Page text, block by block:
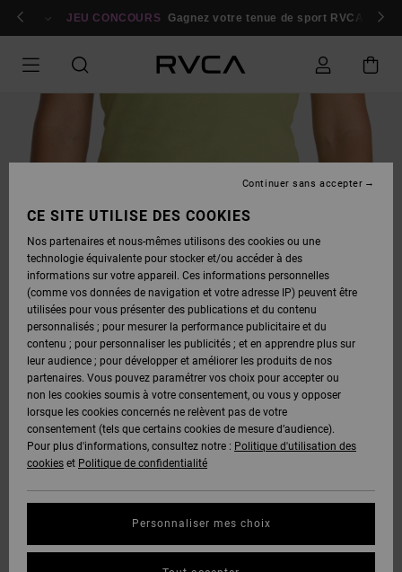
Se connecter / s'inscrire
JEU CONCOURS Gagnez votre tenue de sport RVCA
CE SITE UTILISE DES COOKIES
Nos partenaires et nous-mêmes utilisons des cookies ou une
technologie équivalente pour stocker et/ou accéder à des
informations sur votre appareil. Ces informations personnelles
(comme vos données de navigation et votre adresse IP) peuvent être
utilisées pour vous présenter des publications et du contenu
personnalisés ; pour mesurer la performance publicitaire et du
contenu ; pour personnaliser les publicités ; et en apprendre plus sur
leur audience ; pour développer et améliorer les produits de nos
partenaires. Vous pouvez paramétrer vos choix pour accepter ou
non les cookies soumis à votre consentement, ou vous y opposer
lorsque les cookies concernés ne relèvent pas de votre
consentement (tels que certains cookies de mesure d’audience).
Pour plus d'informations, consultez notre : Politique d'utilisation des
cookies et Politique de confidentialité
Personnaliser mes choix
Continuer sans accepter